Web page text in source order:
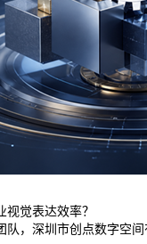
觉表达效率？
，深圳市创点数字空